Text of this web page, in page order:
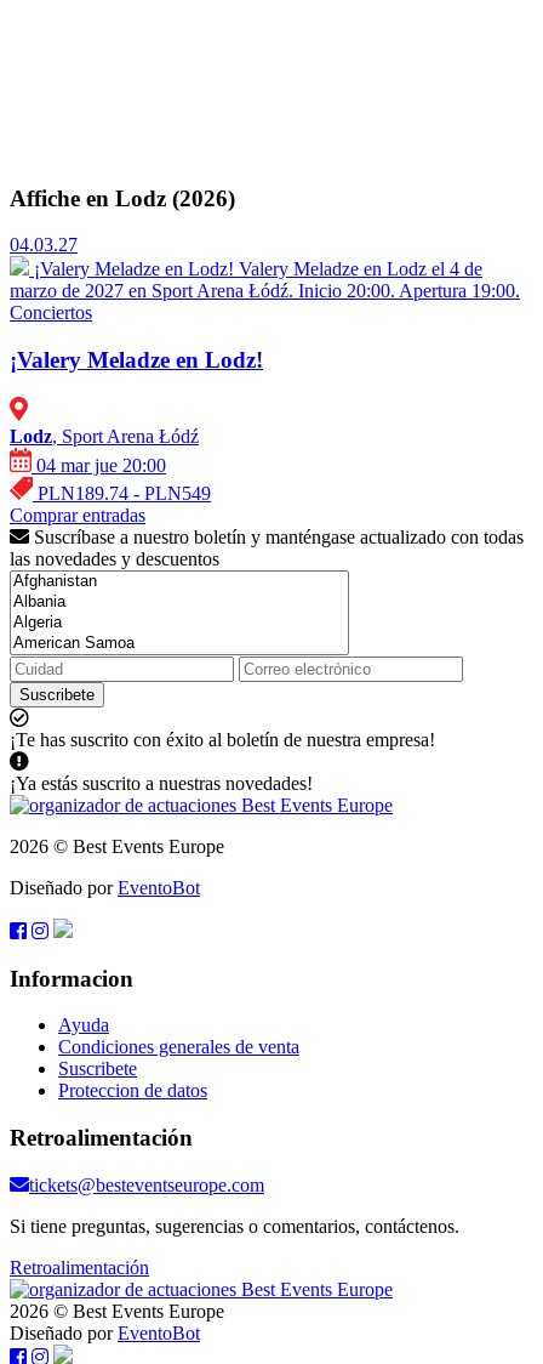
Affiche en Lodz (2026)
04.03.27
¡Valery Meladze en Lodz! Valery Meladze en Lodz el 4 de
marzo de 2027 en Sport Arena Łódź. Inicio 20:00. Apertura 19:00.
Conciertos
¡Valery Meladze en Lodz!
Lodz, Sport Arena Łódź
04 mar jue 20:00
PLN189.74 - PLN549
Comprar entradas
Suscríbase a nuestro boletín y manténgase actualizado con todas
las novedades y descuentos
Suscribete
¡Te has suscrito con éxito al boletín de nuestra empresa!
¡Ya estás suscrito a nuestras novedades!
2026 © Best Events Europe
Diseñado porEventoBot
Informacion
Ayuda
Condiciones generales de venta
Suscribete
Proteccion de datos
Retroalimentación
tickets@besteventseurope.com
Si tiene preguntas, sugerencias o comentarios, contáctenos.
Retroalimentación
2026 © Best Events Europe
Diseñado porEventoBot